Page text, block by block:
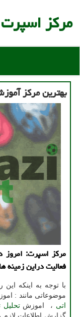
مركز اسپرت
بهترین مرکز
مرکز اسپرت: امروز
فعالیت دراین زمینه
با توجه به اینکه
موضوعاتی مانند :
اتی ، اموزشتحلیل